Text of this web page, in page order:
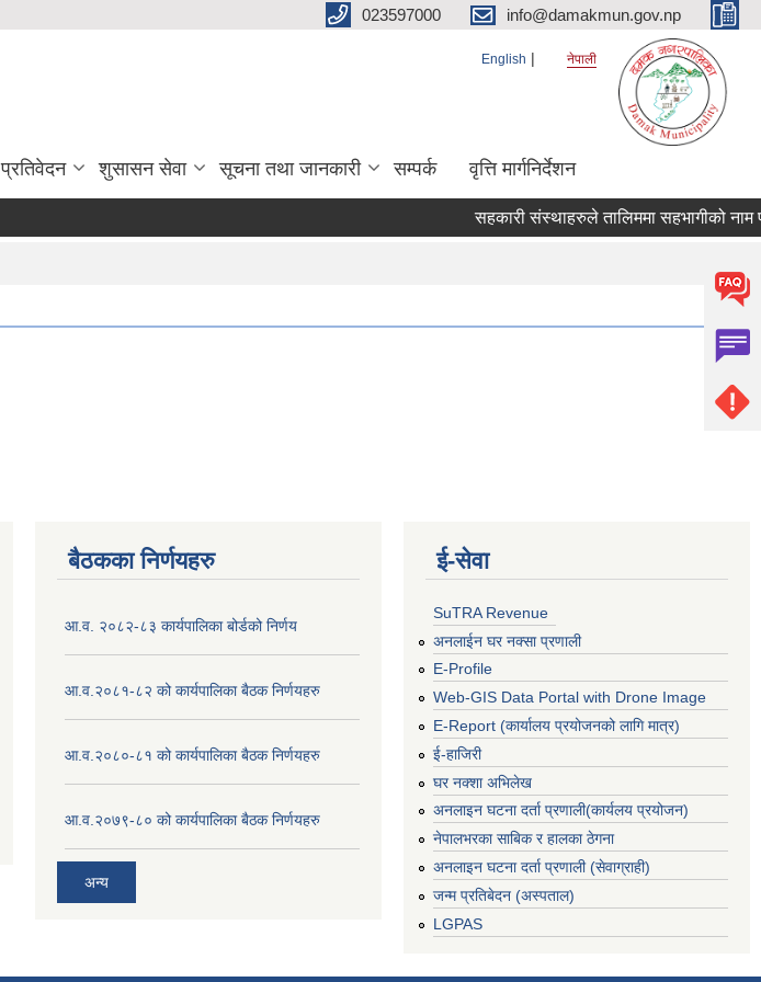
023597000 info@damakmun.gov.np
English नेपाली
प्रतिवेदन शुसासन सेवा सूचना तथा जानकारी सम्पर्क वृत्ति मार्गनिर्देशन
सहकारी संस्थाहरुले तालिममा सहभागीको नाम
बैठकका निर्णयहरु
आ.व. २०८२-८३ कार्यपालिका बोर्डको निर्णय
आ.व.२०८१-८२ को कार्यपालिका बैठक निर्णयहरु
आ.व.२०८०-८१ को कार्यपालिका बैठक निर्णयहरु
आ.व.२०७९-८० को कार्यपालिका बैठक निर्णयहरु
अन्य
ई‍-सेवा
SuTRA Revenue
अनलाईन घर नक्सा प्रणाली
E-Profile
Web-GIS Data Portal with Drone Image
E-Report (कार्यालय प्रयोजनको लागि मात्र)
ई-हाजिरी
घर नक्शा अभिलेख
अनलाइन घटना दर्ता प्रणाली(कार्यलय प्रयोजन)
नेपालभरका साबिक र हालका ठेगना
अनलाइन घटना दर्ता प्रणाली (सेवाग्राही)
जन्म प्रतिबेदन (अस्पताल)
LGPAS